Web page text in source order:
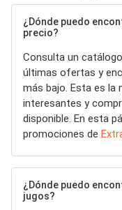
¿Dónde puedo
precio?
Consulta un
últimas ofertas y
más bajo. Esta es
interesantes y
disponible. En esta
promociones de
¿Dónde puedo
jugos?